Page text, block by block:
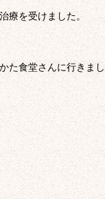
療を受けました。
た食堂さんに行きまし